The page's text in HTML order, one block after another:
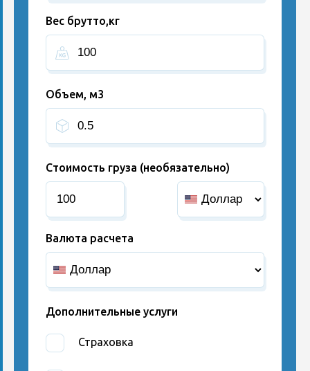
Вес брутто,кг
Объем, м3
Стоимость груза (необязательно)
Валюта расчета
Дополнительные услуги
Страховка